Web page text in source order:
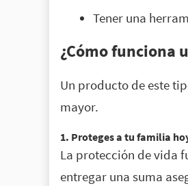
Tener una
¿Cómo funciona
Un producto de este
mayor.
1. Proteges a tu familia
La protección de vida
entregar una suma